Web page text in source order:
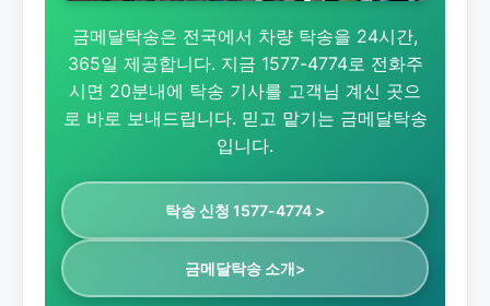
금메달탁송은 전국에서 차량 탁송을 24시간,
365일 제공합니다. 지금 1577-4774로 전화주
시면 20분내에 탁송 기사를 고객님 계신 곳으
로 바로 보내드립니다. 믿고 맡기는 금메달탁송
입니다.
탁송 신청 1577-4774 >
금메달탁송 소개>